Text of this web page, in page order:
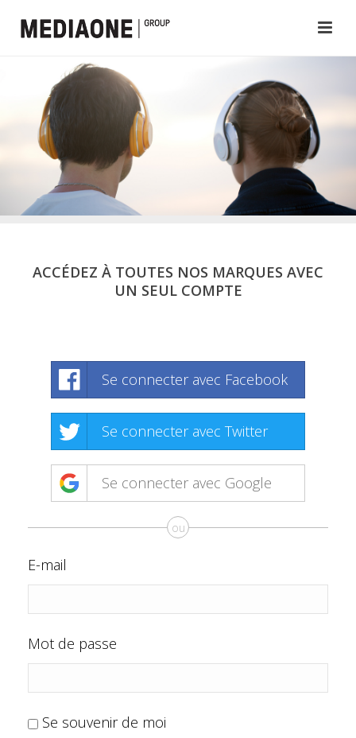
ACCÉDEZ À TOUTES NOS MARQUES AVEC
UN SEUL COMPTE
Se connecter avec Facebook
Se connecter avec Twitter
Se connecter avec Google
ou
E-mail
Mot de passe
Se souvenir de moi